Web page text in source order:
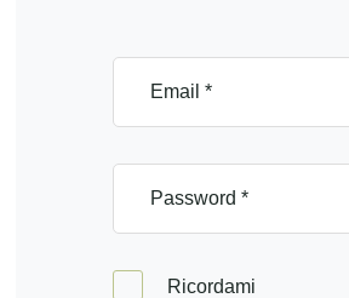
Ricordami